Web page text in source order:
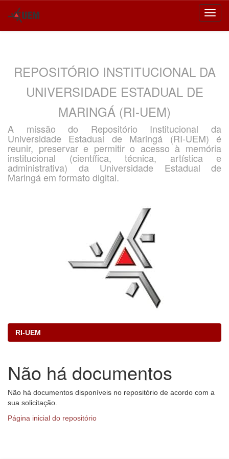
REPOSITÓRIO INSTITUCIONAL DA
UNIVERSIDADE ESTADUAL DE
MARINGÁ (RI-UEM)
A missão do Repositório Institucional da
Universidade Estadual de Maringá (RI-UEM) é
reunir, preservar e permitir o acesso à memória
institucional (científica, técnica, artística e
administrativa) da Universidade Estadual de
Maringá em formato digital.
RI-UEM
Não há documentos
Não há documentos disponíveis no repositório de acordo com a
sua solicitação.
Página inicial do repositório